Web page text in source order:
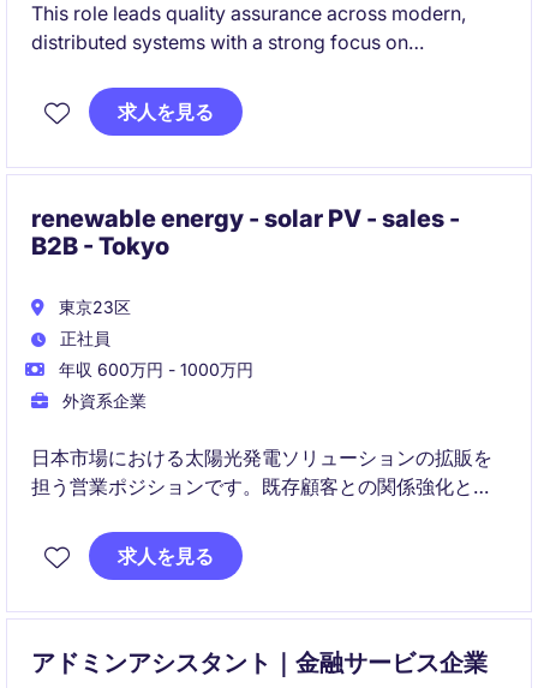
This role leads quality assurance across modern,
distributed systems with a strong focus on
testing strategy, improve coverage, and partner
closely with engineering to deliver reliable software
求人を見る
renewable energy - solar PV - sales -
B2B - Tokyo
東京23区
正社員
年収 600万円 - 1000万円
外資系企業
日本市場における太陽光発電ソリューションの拡販を
担う営業ポジションです。既存顧客との関係強化と新
求人を見る
アドミンアシスタント｜金融サービス企業